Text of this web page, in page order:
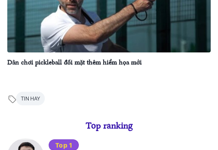
Dân chơi pickleball đối mặt thêm hiểm họa mới
TIN HAY
Top ranking
Top 1